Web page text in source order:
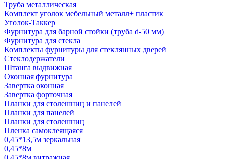
Труба металлическая
Комплект уголок мебельный металл+ пластик
Уголок-Таккер
Фурнитура для барной стойки (труба d-50 мм)
Фурнитура для стекла
Комплекты фурнитуры для стеклянных дверей
Стеклодержатели
Штанга выдвижная
Оконная фурнитура
Завертка оконная
Завертка форточная
Планки для столешниц и панелей
Планки для панелей
Планки для столешниц
Пленка самоклеящаяся
0,45*13,5м зеркальная
0,45*8м